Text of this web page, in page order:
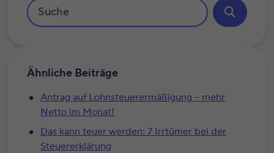
Ähnliche Beiträge
Antrag auf Lohnsteuerermäßigung – mehr
Netto im Monat!
Das kann teuer werden: 7 Irrtümer bei der
Steuererklärung